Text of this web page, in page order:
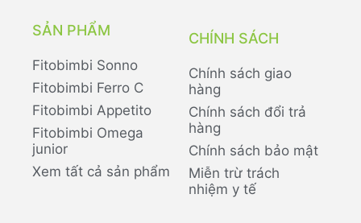
SẢN PHẨM
Fitobimbi Sonno
Fitobimbi Ferro C
Fitobimbi Appetito
Fitobimbi Omega
junior
Xem tất cả sản phẩm
CHÍNH SÁCH
Chính sách giao
hàng
Chính sách đổi trả
hàng
Chính sách bảo mật
Miễn trừ trách
nhiệm y tế